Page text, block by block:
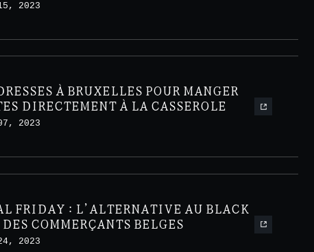
2023
À BRUXELLES POUR MANGER
DIRECTEMENT À LA CASSEROLE
2023
FRIDAY : L’ALTERNATIVE AU BLACK
COMMERÇANTS BELGES
2023